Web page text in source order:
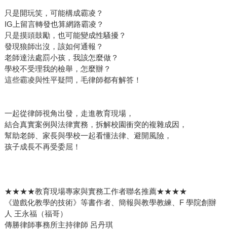
只是開玩笑，可能構成霸凌？
IG上留言轉發也算網路霸凌？
只是摸頭鼓勵，也可能變成性騷擾？
發現狼師出沒，該如何通報？
老師達法處罰小孩，我該怎麼做？
學校不受理我的檢舉，怎麼辦？
這些霸凌與性平疑問，毛律師都有解答！
一起從律師視角出發，走進教育現場，
結合真實案例與法律實務，拆解校園衝突的複雜成因，
幫助老師、家長與學校一起看懂法律、避開風險，
孩子成長不再受委屈！
★★★★教育現場專家與實務工作者聯名推薦★★★★
《遊戲化教學的技術》等書作者、簡報與教學教練、F 學院創辦
人 王永福（福哥）
傳勝律師事務所主持律師 呂丹琪